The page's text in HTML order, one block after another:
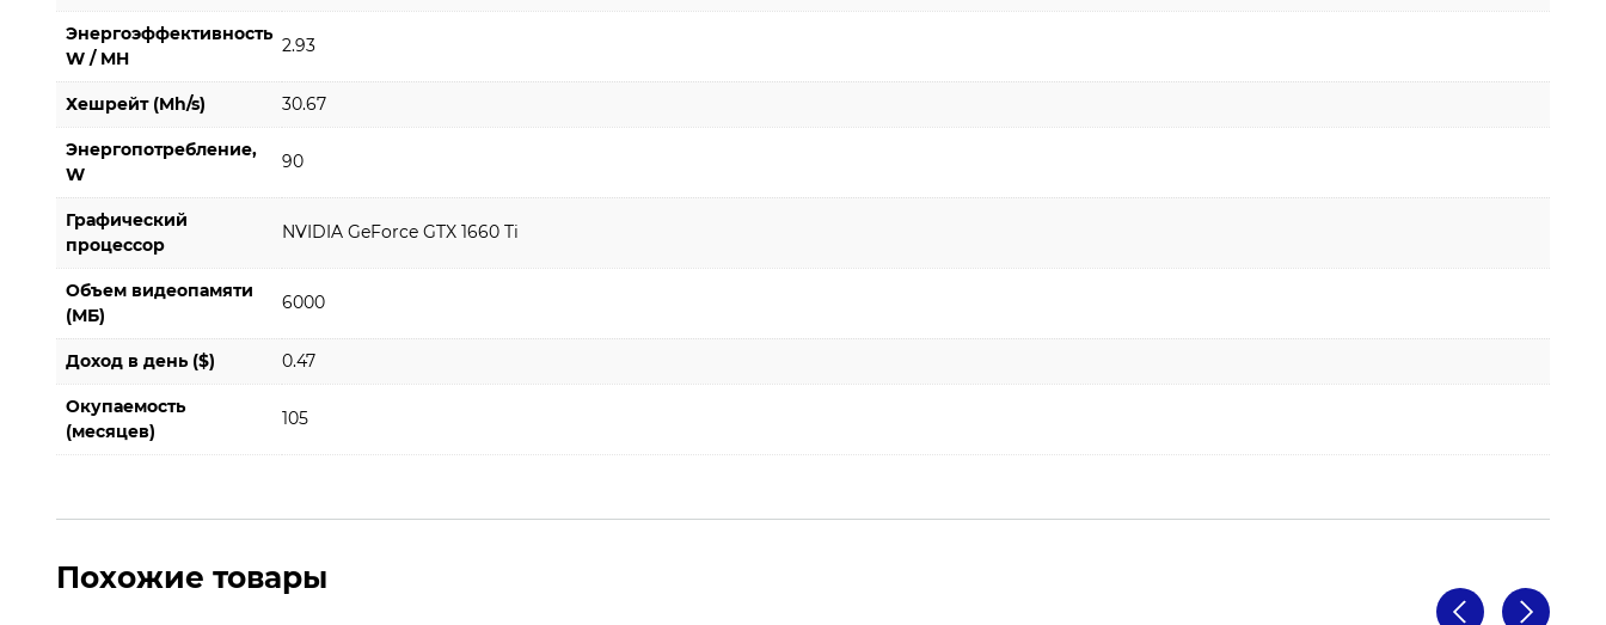
Энергоэффективность
W / MH
2.93
Хешрейт (Mh/s) 30.67
Энергопотребление,
W
90
Графический
процессор
NVIDIA GeForce GTX 1660 Ti
Объем видеопамяти
(МБ)
6000
Доход в день ($) 0.47
Окупаемость
(месяцев)
105
Похожие товары